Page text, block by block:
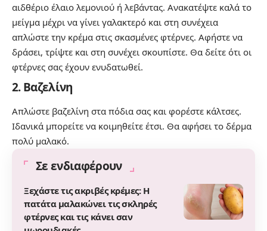
αιδθέριο έλαιο λεμονιού ή λεβάντας. Ανακατέψτε καλά το
μείγμα μέχρι να γίνει γαλακτερό και στη συνέχεια
απλώστε την κρέμα στις σκασμένες φτέρνες. Αφήστε να
δράσει, τρίψτε και στη συνέχει σκουπίστε. Θα δείτε ότι οι
φτέρνες σας έχουν ενυδατωθεί.
2. Βαζελίνη
Απλώστε βαζελίνη στα πόδια σας και φορέστε κάλτσες.
Ιδανικά μπορείτε να κοιμηθείτε έτσι. Θα αφήσει το δέρμα
πολύ μαλακό.
Σε ενδιαφέρουν
Ξεχάστε τις ακριβές κρέμες: Η
πατάτα μαλακώνει τις σκληρές
φτέρνες και τις κάνει σαν